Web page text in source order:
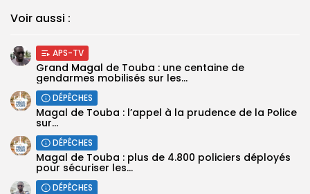
Voir aussi :
APS-TV
Grand Magal de Touba : une centaine de
gendarmes mobilisés sur les...
DÉPÊCHES
Magal de Touba : l’appel à la prudence de la Police
sur...
DÉPÊCHES
Magal de Touba : plus de 4.800 policiers déployés
pour sécuriser les...
DÉPÊCHES